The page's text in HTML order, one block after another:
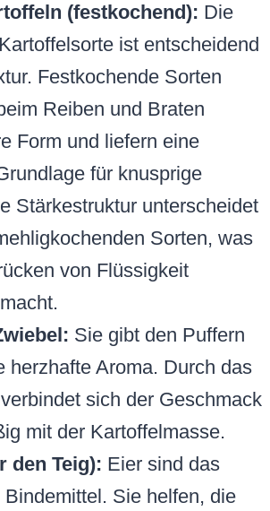
(festkochend): Die
ist entscheidend
Festkochende Sorten
Reiben und Braten
Form und liefern eine
für knusprige
Stärkestruktur unterscheidet
Sorten, was
von Flüssigkeit
Sie gibt den Puffern
herzhafte Aroma. Durch das
sich der Geschmack
mit der Kartoffelmasse.
den Teig): Eier sind das
Bindemittel. Sie helfen, die